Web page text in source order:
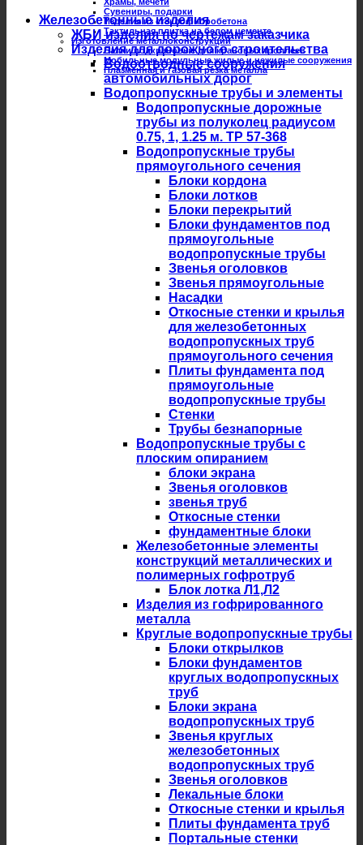
Сувениры, подарки
Изделия из стеклофибробетона
Тактильная плитка на белом цементе
Изготовление металлоконструкций
Балки подкрановые для крановых троллеев
Мобильные модульные жилые и нежилые сооружения
Плазменная и газовая резка металла
Железобетонные изделия
ЖБИ изделия по чертежам заказчика
Изделия для дорожного строительства
Водоотводные сооружения
автомобильных дорог
Водопропускные трубы и элементы
Водопропускные дорожные
трубы из полуколец радиусом
0.75, 1, 1.25 м. ТР 57-368
Водопропускные трубы
прямоугольного сечения
Блоки кордона
Блоки лотков
Блоки перекрытий
Блоки фундаментов под
прямоугольные
водопропускные трубы
Звенья оголовков
Звенья прямоугольные
Насадки
Откосные стенки и крылья
для железобетонных
водопропускных труб
прямоугольного сечения
Плиты фундамента под
прямоугольные
водопропускные трубы
Стенки
Трубы безнапорные
Водопропускные трубы с
плоским опиранием
блоки экрана
Звенья оголовков
звенья труб
Откосные стенки
фундаментные блоки
Железобетонные элементы
конструкций металлических и
полимерных гофротруб
Блок лотка Л1,Л2
Изделия из гофрированного
металла
Круглые водопропускные трубы
Блоки открылков
Блоки фундаментов
круглых водопропускных
труб
Блоки экрана
водопропускных труб
Звенья круглых
железобетонных
водопропускных труб
Звенья оголовков
Лекальные блоки
Откосные стенки и крылья
Плиты фундамента труб
Портальные стенки